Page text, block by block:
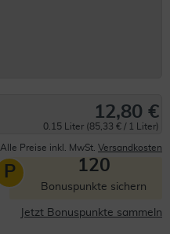
12,80 €
0.15 Liter (85,33 € / 1 Liter)
Alle Preise inkl. MwSt. Versandkosten
P 120
Bonuspunkte sichern
Jetzt Bonuspunkte sammeln